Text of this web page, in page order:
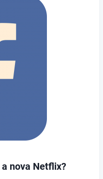
nova Netflix?